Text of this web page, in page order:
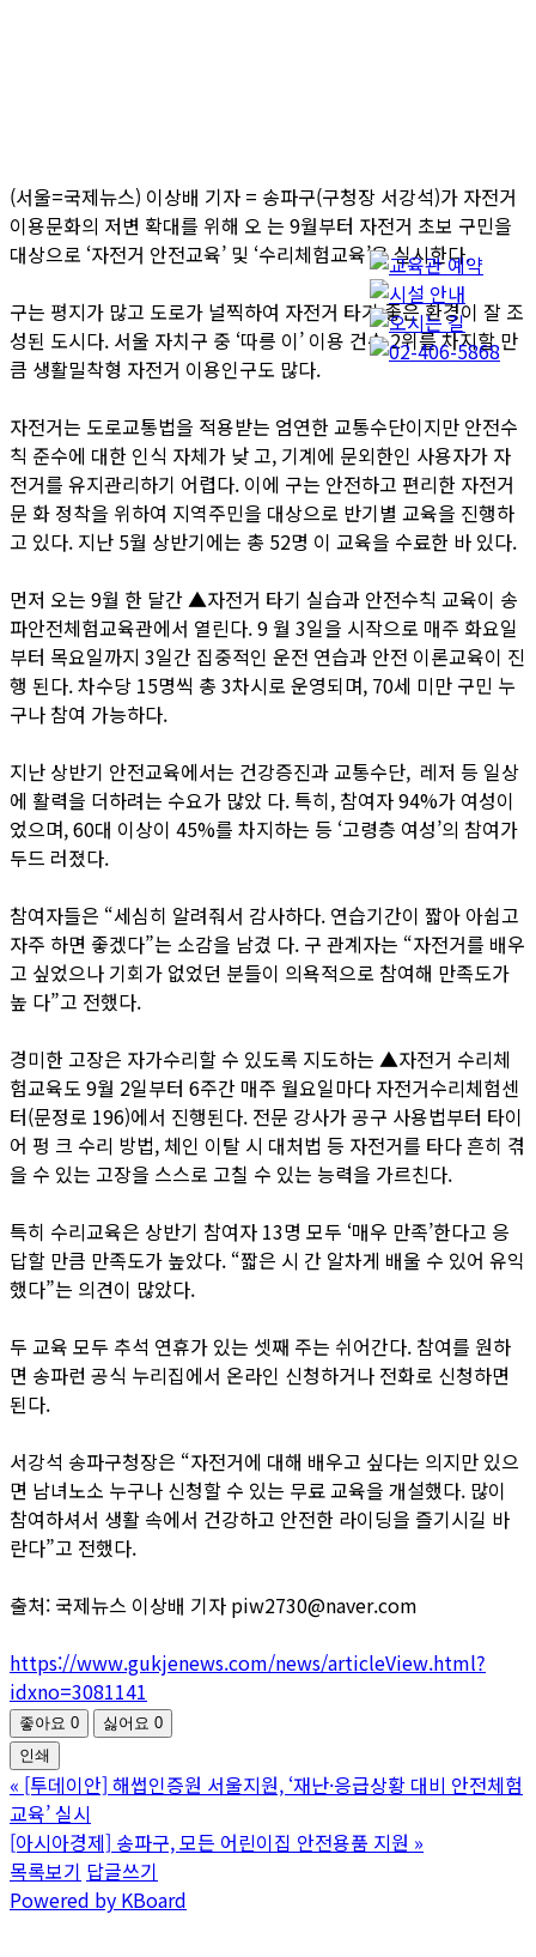
(서울=국제뉴스) 이상배 기자 = 송파구(구청장 서강석)가 자전거
이용문화의 저변 확대를 위해 오 는 9월부터 자전거 초보 구민을
대상으로 ‘자전거 안전교육’ 및 ‘수리체험교육’을 실시한다.
구는 평지가 많고 도로가 널찍하여 자전거 타기 좋은 환경이 잘 조
성된 도시다. 서울 자치구 중 ‘따릉 이’ 이용 건수 2위를 차지할 만
큼 생활밀착형 자전거 이용인구도 많다.
자전거는 도로교통법을 적용받는 엄연한 교통수단이지만 안전수
칙 준수에 대한 인식 자체가 낮 고, 기계에 문외한인 사용자가 자
전거를 유지관리하기 어렵다. 이에 구는 안전하고 편리한 자전거
문 화 정착을 위하여 지역주민을 대상으로 반기별 교육을 진행하
고 있다. 지난 5월 상반기에는 총 52명 이 교육을 수료한 바 있다.
먼저 오는 9월 한 달간 ▲자전거 타기 실습과 안전수칙 교육이 송
파안전체험교육관에서 열린다. 9 월 3일을 시작으로 매주 화요일
부터 목요일까지 3일간 집중적인 운전 연습과 안전 이론교육이 진
행 된다. 차수당 15명씩 총 3차시로 운영되며, 70세 미만 구민 누
구나 참여 가능하다.
지난 상반기 안전교육에서는 건강증진과 교통수단, 레저 등 일상
에 활력을 더하려는 수요가 많았 다. 특히, 참여자 94%가 여성이
었으며, 60대 이상이 45%를 차지하는 등 ‘고령층 여성’의 참여가
두드 러졌다.
참여자들은 “세심히 알려줘서 감사하다. 연습기간이 짧아 아쉽고
자주 하면 좋겠다”는 소감을 남겼 다. 구 관계자는 “자전거를 배우
고 싶었으나 기회가 없었던 분들이 의욕적으로 참여해 만족도가
높 다”고 전했다.
경미한 고장은 자가수리할 수 있도록 지도하는 ▲자전거 수리체
험교육도 9월 2일부터 6주간 매주 월요일마다 자전거수리체험센
터(문정로 196)에서 진행된다. 전문 강사가 공구 사용법부터 타이
어 펑 크 수리 방법, 체인 이탈 시 대처법 등 자전거를 타다 흔히 겪
을 수 있는 고장을 스스로 고칠 수 있는 능력을 가르친다.
특히 수리교육은 상반기 참여자 13명 모두 ‘매우 만족’한다고 응
답할 만큼 만족도가 높았다. “짧은 시 간 알차게 배울 수 있어 유익
했다”는 의견이 많았다.
두 교육 모두 추석 연휴가 있는 셋째 주는 쉬어간다. 참여를 원하
면 송파런 공식 누리집에서 온라인 신청하거나 전화로 신청하면
된다.
서강석 송파구청장은 “자전거에 대해 배우고 싶다는 의지만 있으
면 남녀노소 누구나 신청할 수 있는 무료 교육을 개설했다. 많이
참여하셔서 생활 속에서 건강하고 안전한 라이딩을 즐기시길 바
란다”고 전했다.
출처: 국제뉴스 이상배 기자 piw2730@naver.com
https://www.gukjenews.com/news/articleView.html?
idxno=3081141
좋아요 0 싫어요 0
인쇄
« [투데이안] 해썹인증원 서울지원, ‘재난·응급상황 대비 안전체험
교육’ 실시
[아시아경제] 송파구, 모든 어린이집 안전용품 지원 »
목록보기 답글쓰기
Powered by KBoard